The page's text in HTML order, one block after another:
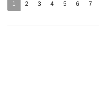
1 2 3 4 5 6 7